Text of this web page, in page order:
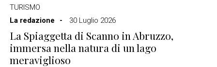
TURISMO
La redazione
30 Luglio 2026
La Spiaggetta di Scanno in Abruzzo,
immersa nella natura di un lago
meraviglioso